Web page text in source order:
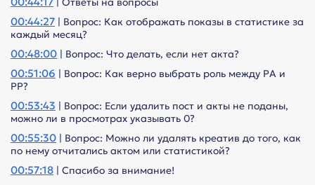
00:44:27 | Вопрос: Как отображать показы в статистике за
каждый месяц?
00:48:00 | Вопрос: Что делать, если нет акта?
00:51:06 | Вопрос: Как верно выбрать роль между РА и
РР?
00:53:43 | Вопрос: Если удалить пост и акты не поданы,
можно ли в просмотрах указывать 0?
00:55:30 | Вопрос: Можно ли удалять креатив до того, как
по нему отчитались актом или статистикой?
00:57:18 | Спасибо за внимание!